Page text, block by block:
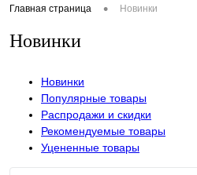
Главная страница • Новинки
Новинки
Новинки
Популярные товары
Распродажи и скидки
Рекомендуемые товары
Уцененные товары